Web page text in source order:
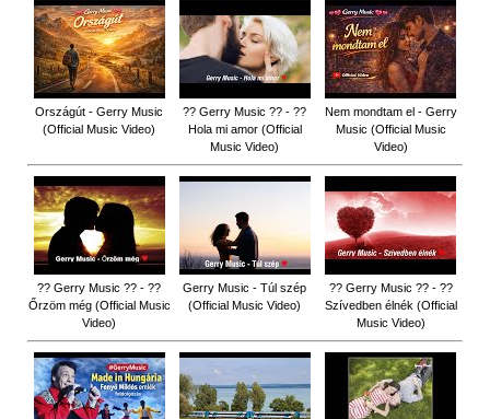
Országút - Gerry Music
(Official Music Video)
?? Gerry Music ?? - ??
Hola mi amor (Official
Music Video)
Nem mondtam el - Gerry
Music (Official Music
Video)
?? Gerry Music ?? - ??
Őrzöm még (Official Music
Video)
Gerry Music - Túl szép
(Official Music Video)
?? Gerry Music ?? - ??
Szívedben élnék (Official
Music Video)